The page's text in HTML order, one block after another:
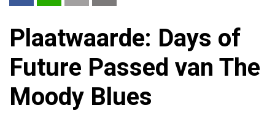
Plaatwaarde: Days of
Future Passed van The
Moody Blues